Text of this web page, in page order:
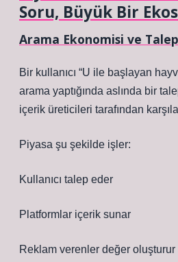
Soru, Büyük Bir
Arama Ekonomisi ve
Bir kullanıcı “U ile başlayan
arama yaptığında aslında bir
içerik üreticileri tarafından
Piyasa şu şekilde işler:
Kullanıcı talep eder
Platformlar içerik sunar
Reklam verenler değer oluşturur